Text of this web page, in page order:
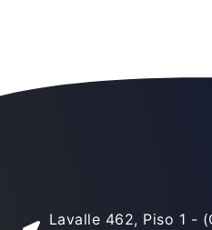
Lavalle 462, Piso 1 -